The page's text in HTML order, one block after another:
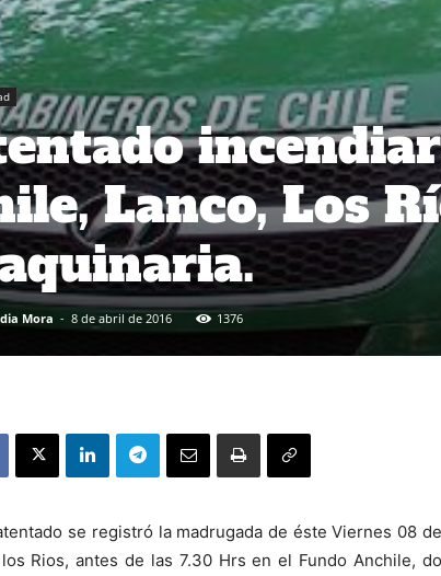
Lanco, Los
Mora - 8 de abril de 2016 1376
se registró la madrugada de éste Viernes 08
Rios, antes de las 7.30 Hrs en el Fundo Anchile,